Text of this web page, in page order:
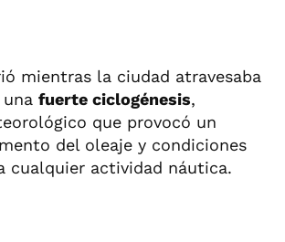
mientras la ciudad atravesaba
fuerte ciclogénesis,
que provocó un
del oleaje y condiciones
cualquier actividad náutica.